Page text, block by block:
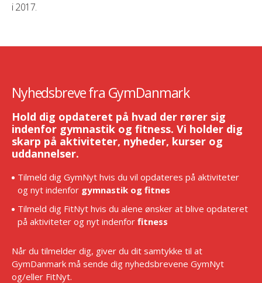
i 2017.
Nyhedsbreve fra GymDanmark
Hold dig opdateret på hvad der rører sig
indenfor gymnastik og fitness. Vi holder dig
skarp på aktiviteter, nyheder, kurser og
uddannelser.
Tilmeld dig GymNyt hvis du vil opdateres på aktiviteter
og nyt indenfor gymnastik og fitnes
Tilmeld dig FitNyt hvis du alene ønsker at blive opdateret
på aktiviteter og nyt indenfor fitness
Når du tilmelder dig, giver du dit samtykke til at
GymDanmark må sende dig nyhedsbrevene GymNyt
og/eller FitNyt.